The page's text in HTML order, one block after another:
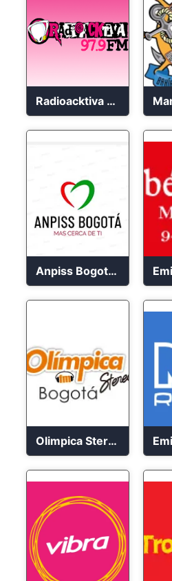
Radioacktiva en vivo 97.9 FM
Anpiss Bogotá emisora 2023
Olimpica Stereo Bogotá 105.9 FM Vibrante